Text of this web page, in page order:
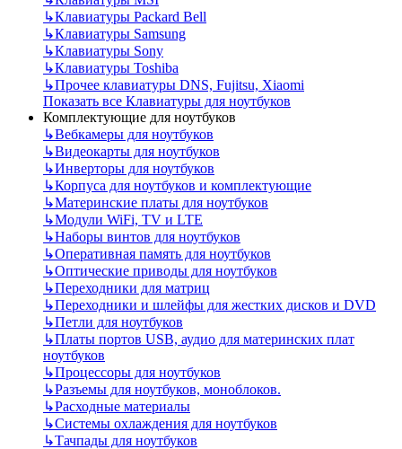
↳Клавиатуры Packard Bell
↳Клавиатуры Samsung
↳Клавиатуры Sony
↳Клавиатуры Toshiba
↳Прочее клавиатуры DNS, Fujitsu, Xiaomi
Показать все Клавиатуры для ноутбуков
Комплектующие для ноутбуков
↳Вебкамеры для ноутбуков
↳Видеокарты для ноутбуков
↳Инверторы для ноутбуков
↳Корпуса для ноутбуков и комплектующие
↳Материнские платы для ноутбуков
↳Модули WiFi, TV и LTE
↳Наборы винтов для ноутбуков
↳Оперативная память для ноутбуков
↳Оптические приводы для ноутбуков
↳Переходники для матриц
↳Переходники и шлейфы для жестких дисков и DVD
↳Петли для ноутбуков
↳Платы портов USB, аудио для материнских плат
ноутбуков
↳Процессоры для ноутбуков
↳Разъемы для ноутбуков, моноблоков.
↳Расходные материалы
↳Системы охлаждения для ноутбуков
↳Тачпады для ноутбуков